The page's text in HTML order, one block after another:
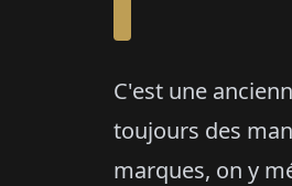
C'est une
toujours des
marques, on y